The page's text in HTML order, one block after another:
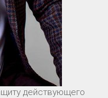
действующего